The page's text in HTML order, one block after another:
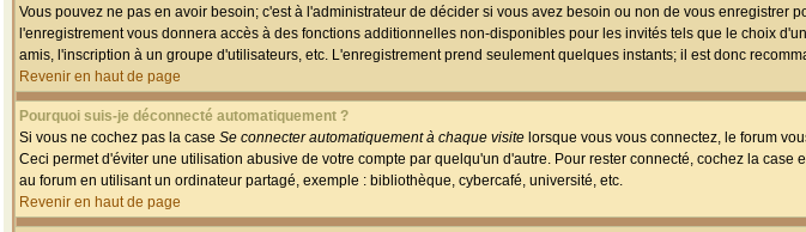
Vous pouvez ne pas en avoir besoin; c'est à l'administrateur de décider si vous avez besoin ou non de vous enregistrer
l'enregistrement vous donnera accès à des fonctions additionnelles non-disponibles pour les invités tels que le choix
amis, l'inscription à un groupe d'utilisateurs, etc. L'enregistrement prend seulement quelques instants; il est donc
Revenir en haut de page
Pourquoi suis-je déconnecté automatiquement ?
Si vous ne cochez pas la case Se connecter automatiquement à chaque visite lorsque vous vous connectez, le forum
Ceci permet d'éviter une utilisation abusive de votre compte par quelqu'un d'autre. Pour rester connecté, cochez la case
au forum en utilisant un ordinateur partagé, exemple : bibliothèque, cybercafé, université, etc.
Revenir en haut de page